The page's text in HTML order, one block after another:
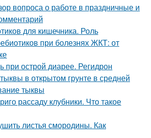
вопроса о работе в праздничные и
для кишечника. Роль
при болезнях ЖКТ: от
острой диарее. Регидрон
в открытом грунте в средней
тыквы
рассаду клубники. Что такое
листья смородины. Как